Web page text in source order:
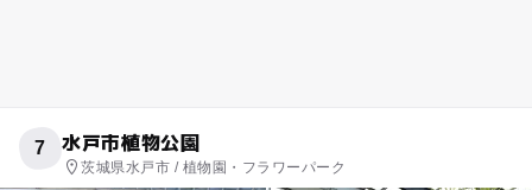
7 水戸市植物公園
茨城県水戸市 / 植物園・フラワーパーク